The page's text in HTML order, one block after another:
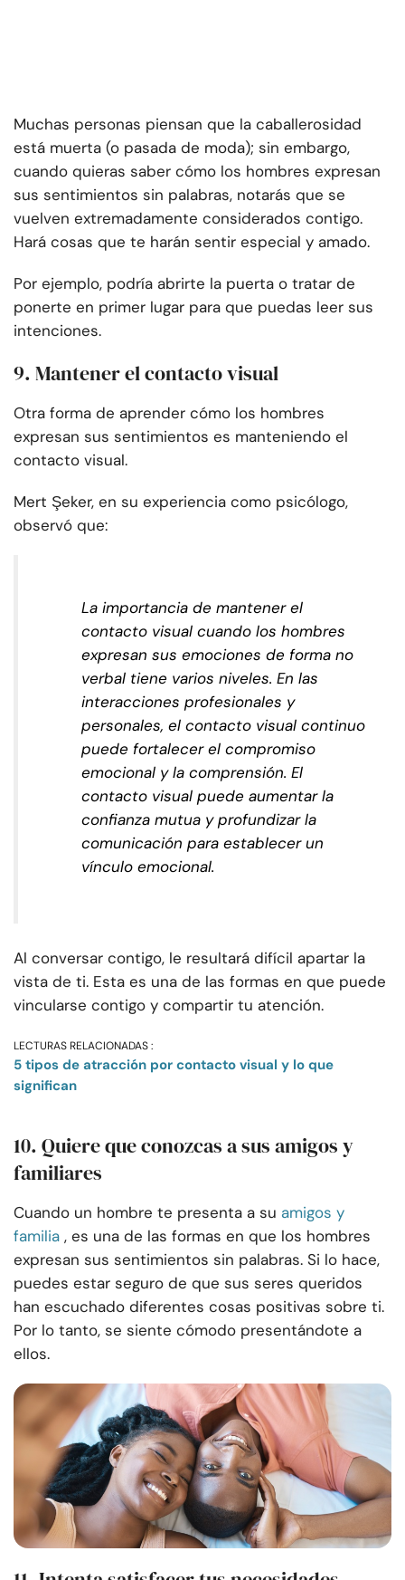
Muchas personas piensan que la caballerosidad
está muerta (o pasada de moda); sin embargo,
cuando quieras saber cómo los hombres expresan
sus sentimientos sin palabras, notarás que se
vuelven extremadamente considerados contigo.
Hará cosas que te harán sentir especial y amado.
Por ejemplo, podría abrirte la puerta o tratar de
ponerte en primer lugar para que puedas leer sus
intenciones.
9. Mantener el contacto visual
Otra forma de aprender cómo los hombres
expresan sus sentimientos es manteniendo el
contacto visual.
Mert Şeker, en su experiencia como psicólogo,
observó que:
La importancia de mantener el
contacto visual cuando los hombres
expresan sus emociones de forma no
verbal tiene varios niveles. En las
interacciones profesionales y
personales, el contacto visual continuo
puede fortalecer el compromiso
emocional y la comprensión. El
contacto visual puede aumentar la
confianza mutua y profundizar la
comunicación para establecer un
vínculo emocional.
Al conversar contigo, le resultará difícil apartar la
vista de ti. Esta es una de las formas en que puede
vincularse contigo y compartir tu atención.
LECTURAS RELACIONADAS :
5 tipos de atracción por contacto visual y lo que
significan
10. Quiere que conozcas a sus amigos y
familiares
Cuando un hombre te presenta a su amigos y
familia , es una de las formas en que los hombres
expresan sus sentimientos sin palabras. Si lo hace,
puedes estar seguro de que sus seres queridos
han escuchado diferentes cosas positivas sobre ti.
Por lo tanto, se siente cómodo presentándote a
ellos.